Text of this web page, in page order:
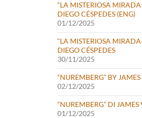
“LA MISTERIOSA
DIEGO CÉSPEDES (ENG)
01/12/2025
“LA MISTERIOSA
DIEGO CÉSPEDES
30/11/2025
“NUREMBERG” BY
02/12/2025
“NUREMBERG” DI
01/12/2025